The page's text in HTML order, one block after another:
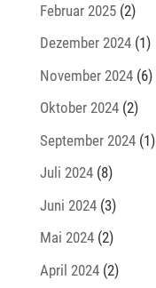
Februar 2025(2)
Dezember 2024(1)
November 2024(6)
Oktober 2024(2)
September 2024(1)
Juli 2024(8)
Juni 2024(3)
Mai 2024(2)
April 2024(2)